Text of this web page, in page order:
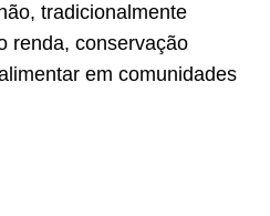
tradicionalmente
renda, conservação
em comunidades